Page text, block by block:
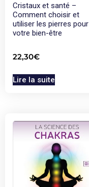
Cristaux et santé –
Comment choisir et
utiliser les pierres pour
votre bien-être
22,30€
Lire la suite